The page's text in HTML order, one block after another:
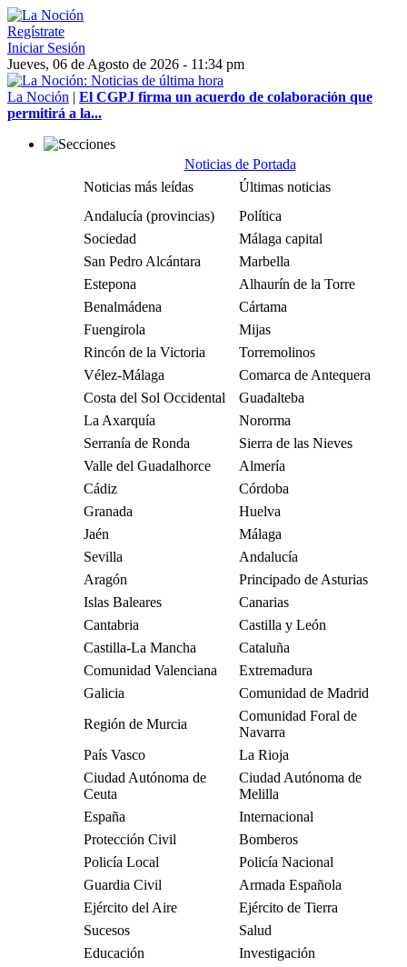
Regístrate
Iniciar Sesión
Jueves, 06 de Agosto de 2026 - 11:34 pm
La Noción | El CGPJ firma un acuerdo de colaboración que
permitirá a la...
Noticias de Portada
Noticias más leídas
Últimas noticias
Andalucía (provincias)
Política
Sociedad
Málaga capital
San Pedro Alcántara
Marbella
Estepona
Alhaurín de la Torre
Benalmádena
Cártama
Fuengirola
Mijas
Rincón de la Victoria
Torremolinos
Vélez-Málaga
Comarca de Antequera
Costa del Sol Occidental
Guadalteba
La Axarquía
Nororma
Serranía de Ronda
Sierra de las Nieves
Valle del Guadalhorce
Almería
Cádiz
Córdoba
Granada
Huelva
Jaén
Málaga
Sevilla
Andalucía
Aragón
Principado de Asturias
Islas Baleares
Canarias
Cantabria
Castilla y León
Castilla-La Mancha
Cataluña
Comunidad Valenciana
Extremadura
Galicia
Comunidad de Madrid
Región de Murcia
Comunidad Foral de
Navarra
País Vasco
La Rioja
Ciudad Autónoma de
Ceuta
Ciudad Autónoma de
Melilla
España
Internacional
Protección Civil
Bomberos
Policía Local
Policía Nacional
Guardia Civil
Armada Española
Ejército del Aire
Ejército de Tierra
Sucesos
Salud
Educación
Investigación